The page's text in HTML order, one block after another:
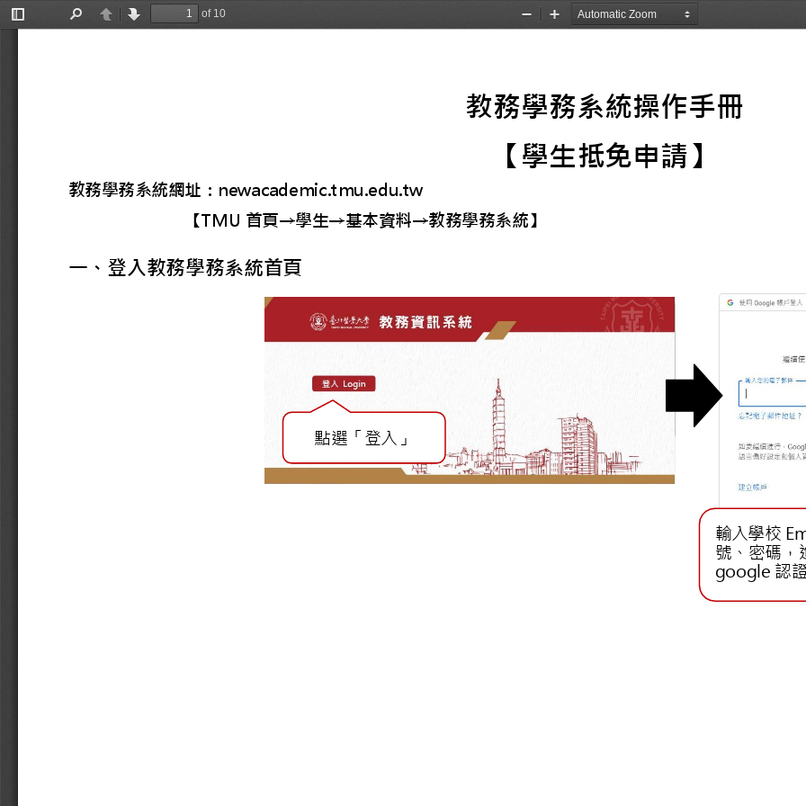
Toggle
PreviousNext
of 10
Zoom
Zoom
點選「登入」
輸入學校
號、密碼，
google 認
教務學務系統網址： newacademic.tmu.edu.tw
教務學務系統操作手冊
【學生抵免申請】
【TMU 首頁→學生→基本資料→教務學務系統】
一、登入教務學務系統首頁